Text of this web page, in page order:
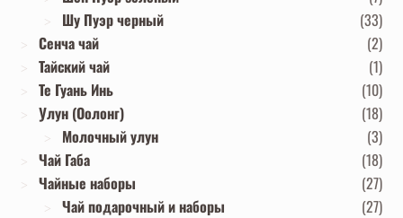
Шу Пуэр черный
(33)
Сенча чай
(2)
Тайский чай
(1)
Те Гуань Инь
(10)
Улун (Оолонг)
(18)
Молочный улун
(3)
Чай Габа
(18)
Чайные наборы
(27)
Чай подарочный и наборы
(27)